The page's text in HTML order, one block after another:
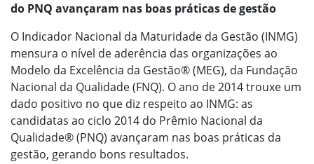
do PNQ avançaram nas boas práticas de gestão
O Indicador Nacional da Maturidade da Gestão (INMG)
mensura o nível de aderência das organizações ao
Modelo da Excelência da Gestão® (MEG), da Fundação
Nacional da Qualidade (FNQ). O ano de 2014 trouxe um
dado positivo no que diz respeito ao INMG: as
candidatas ao ciclo 2014 do Prêmio Nacional da
Qualidade® (PNQ) avançaram nas boas práticas da
gestão, gerando bons resultados.